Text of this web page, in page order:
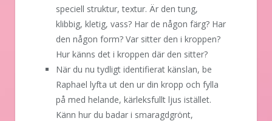
speciell struktur, textur. Är den tung,
klibbig, kletig, vass? Har de någon färg? Har
den någon form? Var sitter den i kroppen?
Hur känns det i kroppen där den sitter?
När du nu tydligt identifierat känslan, be
Raphael lyfta ut den ur din kropp och fylla
på med helande, kärleksfullt ljus istället.
Känn hur du badar i smaragdgrönt,